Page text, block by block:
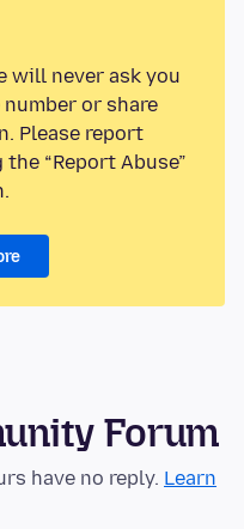
will never ask you
or share
Please report
“Report Abuse”
Forum
have no reply. Learn